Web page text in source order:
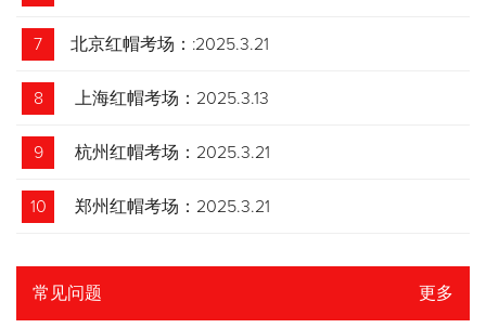
7 北京红帽考场：:2025.3.21
8 上海红帽考场：2025.3.13
9 杭州红帽考场：2025.3.21
10 郑州红帽考场：2025.3.21
常见问题 更多